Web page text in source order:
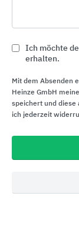
Ich möchte
erhalten.
Mit dem Absenden
Heinze GmbH
speichert und diese
ich jederzeit